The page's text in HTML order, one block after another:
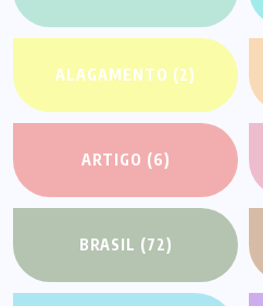
ALAGAMENTO (2)
ARTIGO (6)
BRASIL (72)